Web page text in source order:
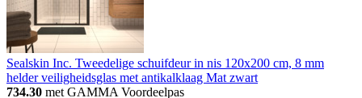
Sealskin Inc. Tweedelige schuifdeur in nis 120x200 cm, 8 mm
helder veiligheidsglas met antikalklaag Mat zwart
734.30 met GAMMA Voordeelpas